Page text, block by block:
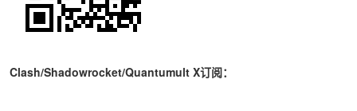
Clash/Shadowrocket/Quantumult X订阅：